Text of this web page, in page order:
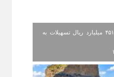
اختصاص بیش از یک هزار و ۴۵۱ میلیارد ریال تسهیلات به